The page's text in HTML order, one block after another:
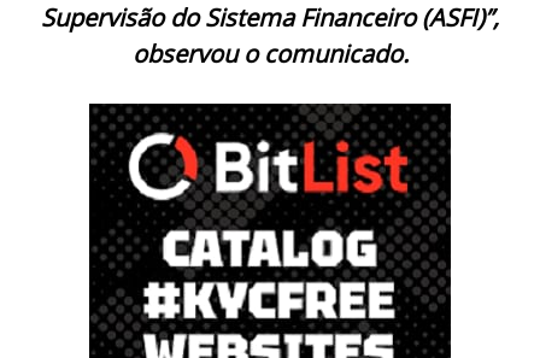
Supervisão do Sistema Financeiro (ASFI)”,
observou o comunicado.